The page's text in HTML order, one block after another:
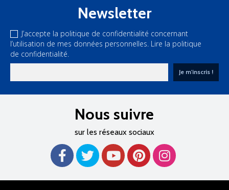
Newsletter
J’accepte la politique de confidentialité concernant
l’utilisation de mes données personnelles. Lire la politique
de confidentialité.
Nous suivre
sur les réseaux sociaux